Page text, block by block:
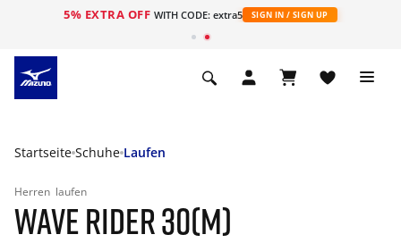
5% EXTRA OFF WITH CODE: extra5 SIGN IN / SIGN UP
Startseite Schuhe Laufen
Herren laufen
WAVE RIDER 30(M)